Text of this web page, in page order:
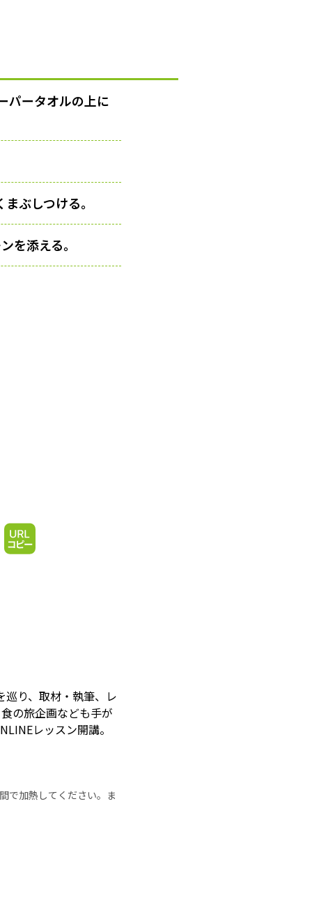
パータオルの上に
ぶしつける。
を添える。
巡り、取材・執筆、レ
の旅企画なども手が
レッスン開講。
で加熱してください。ま